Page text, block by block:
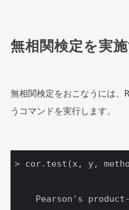
無相関検定を実
無相関検定をおこなうには
うコマンドを実行します。
> cor.test(x, y,